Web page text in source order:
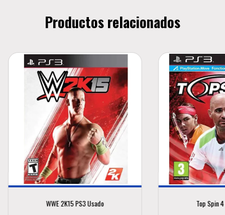
Productos relacionados
WWE 2K15 PS3 Usado Top Spin